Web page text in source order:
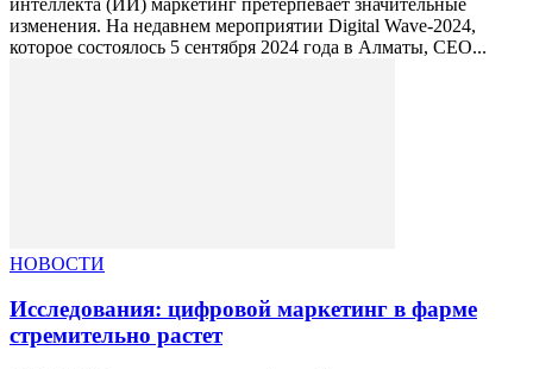
изменения. На недавнем мероприятии Digital Wave-2024,
которое состоялось 5 сентября 2024 года в Алматы, CEO...
НОВОСТИ
Исследования: цифровой маркетинг в фарме
стремительно растет